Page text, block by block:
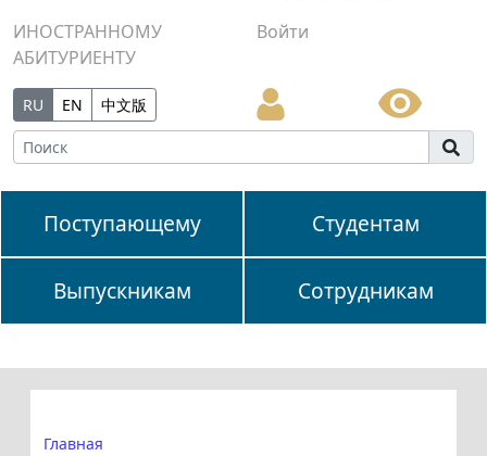
ИНОСТРАННОМУ
АБИТУРИЕНТУ
Войти
RU EN 中文版
Поступающему Студентам
Выпускникам Сотрудникам
Главная